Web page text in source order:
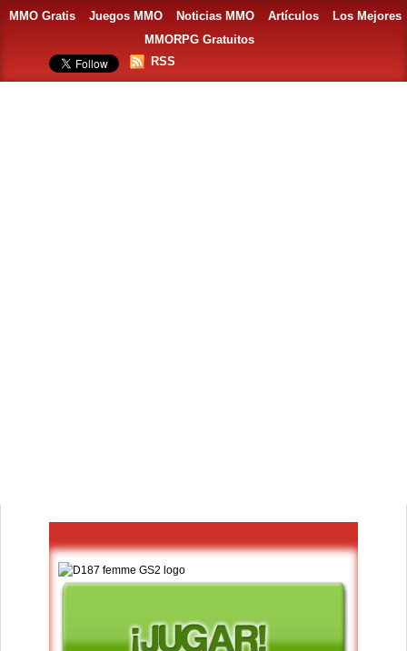
MMO Gratis Juegos MMO Noticias MMO Artículos
Los Mejores
MMORPG Gratuitos
RSS